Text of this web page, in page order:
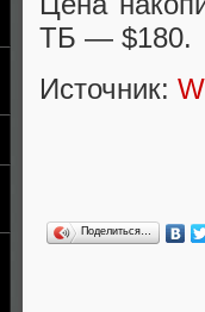
ТБ — $180.
Источник:
Поделиться…